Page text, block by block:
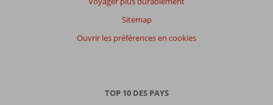
Sitemap
Ouvrir les préférences en cookies
TOP 10 DES PAYS